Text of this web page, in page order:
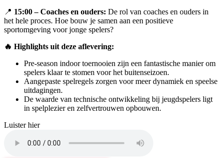
📍 15:00 – Coaches en ouders: De rol van coaches en ouders in
het hele proces. Hoe bouw je samen aan een positieve
sportomgeving voor jonge spelers?
🔥 Highlights uit deze aflevering:
Pre-season indoor toernooien zijn een fantastische manier om
spelers klaar te stomen voor het buitenseizoen.
Aangepaste spelregels zorgen voor meer dynamiek en speelse
uitdagingen.
De waarde van technische ontwikkeling bij jeugdspelers ligt
in spelplezier en zelfvertrouwen opbouwen.
Luister hier